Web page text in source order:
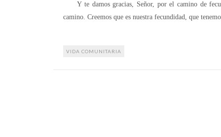
Y te damos gracias, Señor, por el camino de
camino. Creemos que es nuestra fecundidad, que
VIDA COMUNITARIA